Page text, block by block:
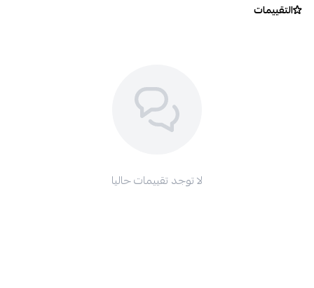
التقييمات
لا توجد تقييمات حاليا